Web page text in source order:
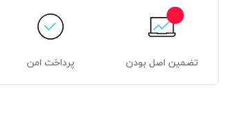
تضمین اصل بودن پرداخت امن